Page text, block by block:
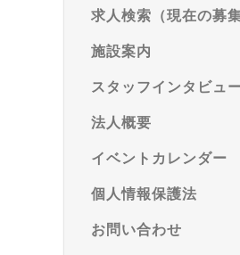
求人検索（現在の募集
施設案内
スタッフインタビュ
法人概要
イベントカレンダー
個人情報保護法
お問い合わせ